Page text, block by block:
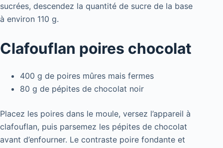
sucrées, descendez la quantité de sucre de la base
à environ 110 g.
Clafouflan poires chocolat
400 g de poires mûres mais fermes
80 g de pépites de chocolat noir
Placez les poires dans le moule, versez l’appareil à
clafouflan, puis parsemez les pépites de chocolat
avant d’enfourner. Le contraste poire fondante et